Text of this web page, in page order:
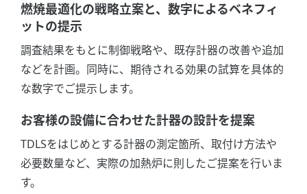
燃焼最適化の戦略立案と、数字によるベネフィ
ットの提示
調査結果をもとに制御戦略や、既存計器の改善や追加
などを計画。同時に、期待される効果の試算を具体的
な数字でご提示します。
お客様の設備に合わせた計器の設計を提案
TDLSをはじめとする計器の測定箇所、取付け方法や
必要数量など、実際の加熱炉に則したご提案を行いま
す。